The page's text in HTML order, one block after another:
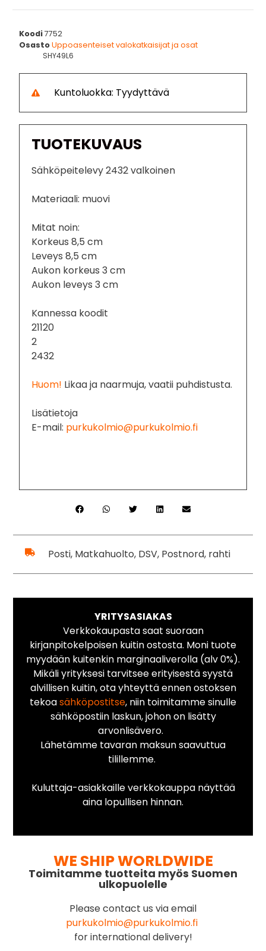
Koodi7752
OsastoUppoasenteiset valokatkaisijat ja osat
SHY49L6
Kuntoluokka: Tyydyttävä
TUOTEKUVAUS
Sähköpeitelevy 2432 valkoinen
Materiaali: muovi
Mitat noin:
Korkeus 8,5 cm
Leveys 8,5 cm
Aukon korkeus 3 cm
Aukon leveys 3 cm
Kannessa koodit
21120
2
2432
Huom! Likaa ja naarmuja, vaatii puhdistusta.
Lisätietoja
E-mail: purkukolmio@purkukolmio.fi
Posti, Matkahuolto, DSV, Postnord, rahti
YRITYSASIAKAS
Verkkokaupasta saat suoraan
kirjanpitokelpoisen kuitin ostosta. Moni tuote
myydään kuitenkin marginaaliverolla (alv 0%).
Mikäli yrityksesi tarvitsee erityisestä syystä
alvillisen kuitin, ota yhteyttä ennen ostoksen
tekoasähköpostitse, niin toimitamme sinulle
sähköpostiin laskun, johon on lisätty
arvonlisävero.
Lähetämme tavaran maksun saavuttua
tilillemme.
Kuluttaja-asiakkaille verkkokauppa näyttää
aina lopullisen hinnan.
WE SHIP WORLDWIDE
Toimitamme tuotteita myös Suomen
ulkopuolelle
Please contact us via email
purkukolmio@purkukolmio.fi
for international delivery!